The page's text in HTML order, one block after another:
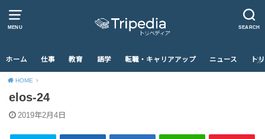
MENU SEARCH
ホーム 仕事 教育 語学 転職・キャリアアップ ニュース ト
HOME
elos-24
2019年2月4日